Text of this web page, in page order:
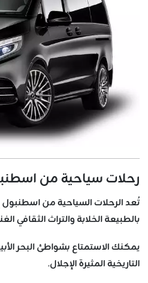
رحلات سياحية من
تُعد الرحلات السياحية من اسطنبول
بالطبيعة الخلابة والتراث الثقافي
يمكنك الاستمتاع بشواطئ البحر
التاريخية المثيرة الإجلال.